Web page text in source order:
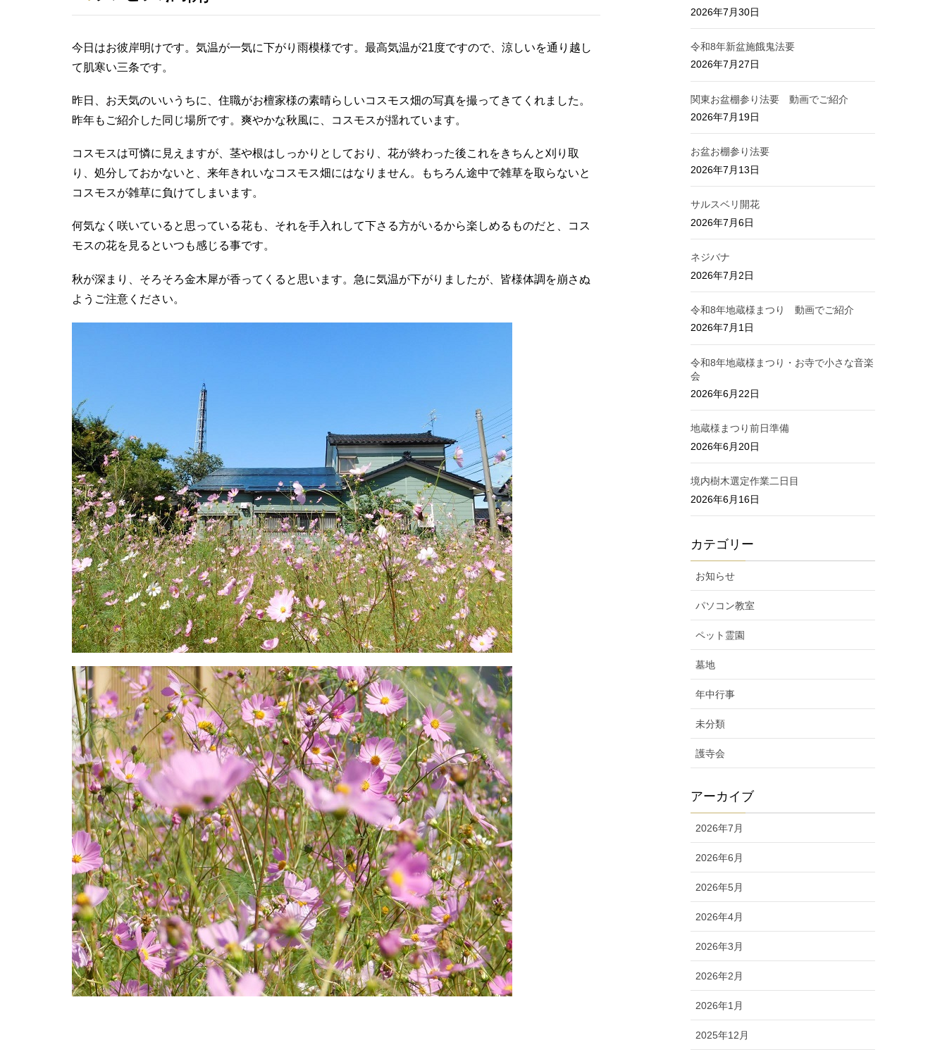
今日はお彼岸明けです。気温が一気に下がり雨模様です。最高気温が21度ですので、涼しいを通り越し
て肌寒い三条です。
昨日、お天気のいいうちに、住職がお檀家様の素晴らしいコスモス畑の写真を撮ってきてくれました。
昨年もご紹介した同じ場所です。爽やかな秋風に、コスモスが揺れています。
コスモスは可憐に見えますが、茎や根はしっかりとしており、花が終わった後これをきちんと刈り取
り、処分しておかないと、来年きれいなコスモス畑にはなりません。もちろん途中で雑草を取らないと
コスモスが雑草に負けてしまいます。
何気なく咲いていると思っている花も、それを手入れして下さる方がいるから楽しめるものだと、コス
モスの花を見るといつも感じる事です。
秋が深まり、そろそろ金木犀が香ってくると思います。急に気温が下がりましたが、皆様体調を崩さぬ
ようご注意ください。
2026年7月30日
令和8年新盆施餓鬼法要
2026年7月27日
関東お盆棚参り法要 動画でご紹介
2026年7月19日
お盆お棚参り法要
2026年7月13日
サルスベリ開花
2026年7月6日
ネジバナ
2026年7月2日
令和8年地蔵様まつり 動画でご紹介
2026年7月1日
令和8年地蔵様まつり・お寺で小さな音楽
会
2026年6月22日
地蔵様まつり前日準備
2026年6月20日
境内樹木選定作業二日目
2026年6月16日
カテゴリー
お知らせ
パソコン教室
ペット霊園
墓地
年中行事
未分類
護寺会
アーカイブ
2026年7月
2026年6月
2026年5月
2026年4月
2026年3月
2026年2月
2026年1月
2025年12月